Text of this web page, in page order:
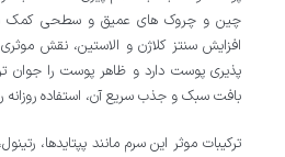
چین و چروک های عمیق و سطحی کمک می
افزایش سنتز کلاژن و الاستین، نقش
پذیری پوست دارد و ظاهر پوست را جوان
بافت سبک و جذب سریع آن، استفاده
ترکیبات موثر این سرم مانند پپتایدها،